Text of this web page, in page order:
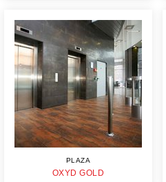
PLAZA
OXYD GOLD